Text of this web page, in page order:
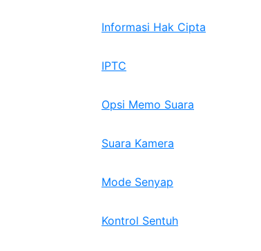
Informasi Hak Cipta
IPTC
Opsi Memo Suara
Suara Kamera
Mode Senyap
Kontrol Sentuh